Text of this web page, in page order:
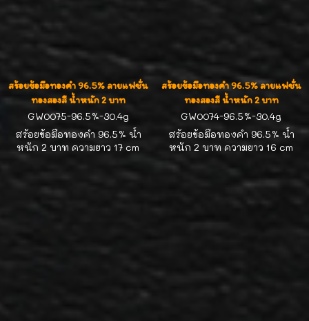
สร้อยข้อมือทองคำ 96.5% ลายแฟชั่น
ทองสองสี น้ำหนัก 2 บาท
GW0075-96.5%-30.4g
สร้อยข้อมือทองคำ 96.5% น้ำ
หนัก 2 บาท ความยาว 17 cm
สร้อยข้อมือทองคำ 96.5% ลายแฟชั่น
ทองสองสี น้ำหนัก 2 บาท
GW0074-96.5%-30.4g
สร้อยข้อมือทองคำ 96.5% น้ำ
หนัก 2 บาท ความยาว 16 cm